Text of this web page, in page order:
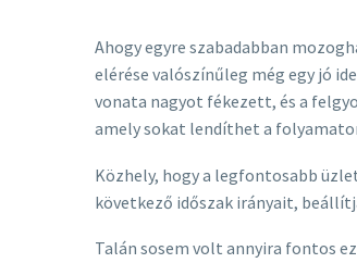
Ahogy egyre szabadabban
elérése valószínűleg még egy jó
vonata nagyot fékezett, és a
amely sokat lendíthet a
Közhely, hogy a legfontosabb
következő időszak irányait,
Talán sosem volt annyira fontos